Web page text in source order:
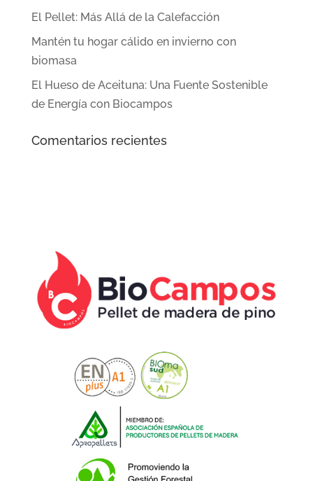
El Pellet: Más Allá de la Calefacción
Mantén tu hogar cálido en invierno con
biomasa
El Hueso de Aceituna: Una Fuente Sostenible
de Energía con Biocampos
Comentarios recientes